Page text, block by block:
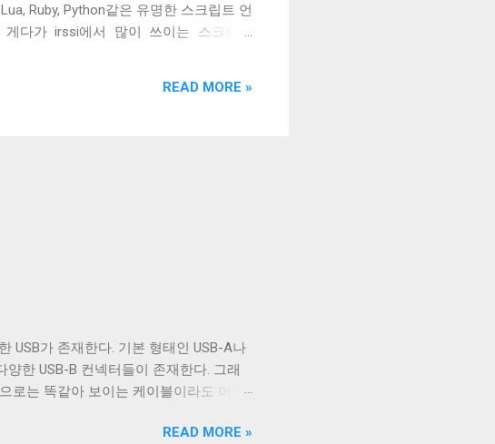
Ruby, Python같은 유명한 스크립트 언
다가 irssi에서 많이 쓰이는 스크립트
이 있는 것 때문에 설정하는 게 irssi보다
ssl을 사용하지 않아서 따로 사용하도
= 1024 도 해줘야 한
READ MORE »
USB가 존재한다. 기본 형태인 USB-A나
한 USB-B 컨넥터들이 존재한다. 그래
로는 똑같아 보이는 케이블이라도 어떤
. Micro-B 케이블의 편조 차폐와 호일 차
READ MORE »